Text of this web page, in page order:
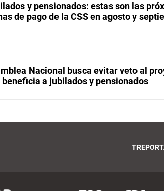
y pensionados: estas son las
de pago de la CSS en agosto y
Nacional busca evitar veto al
beneficia a jubilados y pensionados